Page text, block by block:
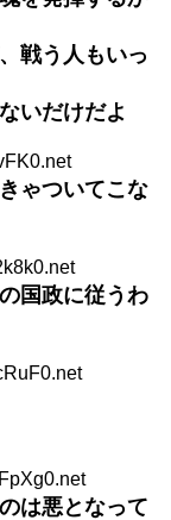
戦う人もいっ
いだけだよ
ゃついてこな
国政に従うわ
は悪となって